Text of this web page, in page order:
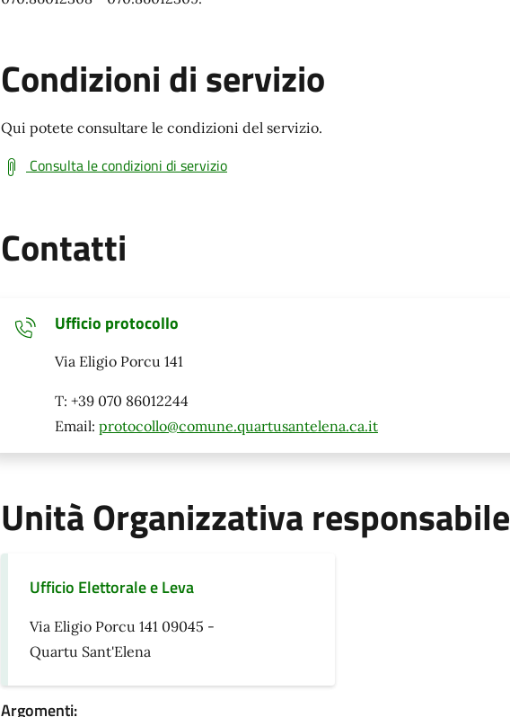
Condizioni di servizio
Qui potete consultare le condizioni del servizio.
Consulta le condizioni di servizio
Contatti
Ufficio protocollo
Via Eligio Porcu 141
T: +39 070 86012244
Email: protocollo@comune.quartusantelena.ca.it
Unità Organizzativa responsabile
Ufficio Elettorale e Leva
Via Eligio Porcu 141 09045 -
Quartu Sant'Elena
Argomenti: